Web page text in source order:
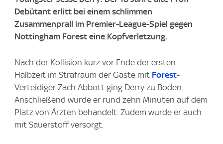
Debütant erlitt bei einem schlimmen
Zusammenprall im Premier-League-Spiel gegen
Nottingham Forest eine Kopfverletzung.
Nach der Kollision kurz vor Ende der ersten
Halbzeit im Strafraum der Gäste mit Forest-
Verteidiger Zach Abbott ging Derry zu Boden.
Anschließend wurde er rund zehn Minuten auf dem
Platz von Ärzten behandelt. Zudem wurde er auch
mit Sauerstoff versorgt.